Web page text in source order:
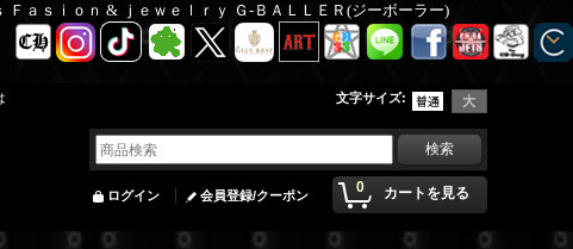
ａｓｉｏｎ & ｊｅｗｅｌｒｙ Ｇ-ＢＡＬＬＥＲ(ジーボーラー)
文字サイズ:
0 カートを見る
ログイン 会員登録/クーポン